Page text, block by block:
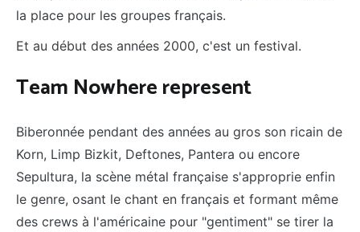
la place pour les groupes français.
Et au début des années 2000, c'est un festival.
Team Nowhere represent
Biberonnée pendant des années au gros son ricain de
Korn, Limp Bizkit, Deftones, Pantera ou encore
Sepultura, la scène métal française s'approprie enfin
le genre, osant le chant en français et formant même
des crews à l'américaine pour "gentiment" se tirer la